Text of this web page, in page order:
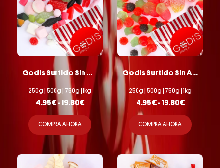
Godis Surtido Sin Gluten
250g | 500g | 750g | 1kg
4.95€- 19.80€
COMPRA AHORA
Godis Surtido Sin Azúcar
250g | 500g | 750g | 1kg
4.95€- 19.80€
COMPRA AHORA